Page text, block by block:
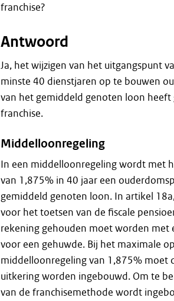
franchise?
Antwoord
Ja, het wijzigen van het uitgangspunt
minste 40 dienstjaren op te bouwen
van het gemiddeld genoten loon heeft
franchise.
Middelloonregeling
In een middelloonregeling wordt met
van 1,875% in 40 jaar een
gemiddeld genoten loon. In artikel
voor het toetsen van de fiscale
rekening gehouden moet worden met
voor een gehuwde. Bij het maximale
middelloonregeling van 1,875% moet
uitkering worden ingebouwd. Om te
van de franchisemethode wordt